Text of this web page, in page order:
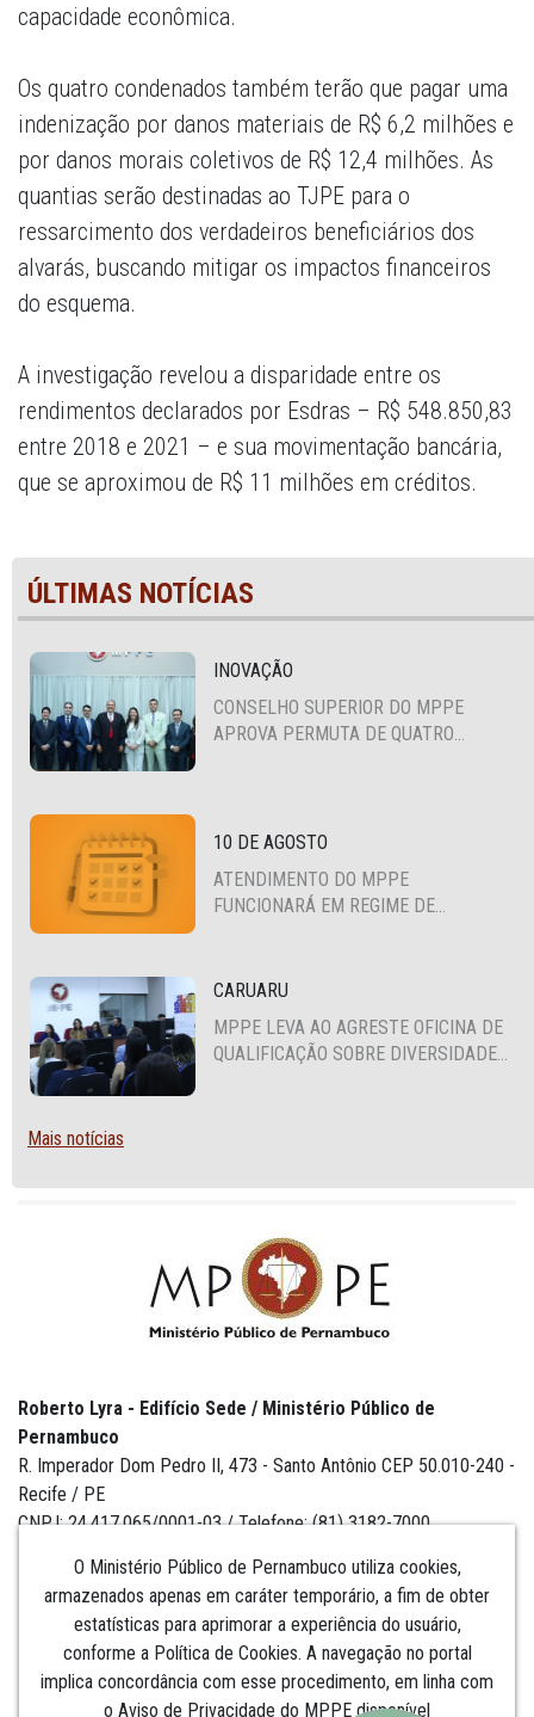
capacidade econômica.
Os quatro condenados também terão que pagar uma
indenização por danos materiais de R$ 6,2 milhões e
por danos morais coletivos de R$ 12,4 milhões. As
quantias serão destinadas ao TJPE para o
ressarcimento dos verdadeiros beneficiários dos
alvarás, buscando mitigar os impactos financeiros
do esquema.
A investigação revelou a disparidade entre os
rendimentos declarados por Esdras – R$ 548.850,83
entre 2018 e 2021 – e sua movimentação bancária,
que se aproximou de R$ 11 milhões em créditos.
ÚLTIMAS NOTÍCIAS
INOVAÇÃO
CONSELHO SUPERIOR DO MPPE
APROVA PERMUTA DE QUATRO
10 DE AGOSTO
ATENDIMENTO DO MPPE
FUNCIONARÁ EM REGIME DE
CARUARU
MPPE LEVA AO AGRESTE OFICINA DE
QUALIFICAÇÃO SOBRE DIVERSIDADE
Mais notícias
O Ministério Público de Pernambuco utiliza cookies,
armazenados apenas em caráter temporário, a fim de obter
estatísticas para aprimorar a experiência do usuário,
conforme a Política de Cookies. A navegação no portal
implica concordância com esse procedimento, em linha com
o Aviso de Privacidade do MPPE disponível
Roberto Lyra - Edifício Sede / Ministério Público de
Pernambuco
R. Imperador Dom Pedro II, 473 - Santo Antônio CEP 50.010-240 -
Recife / PE
CNPJ: 24.417.065/0001-03 / Telefone: (81) 3182-7000
Institucional
Comunicação